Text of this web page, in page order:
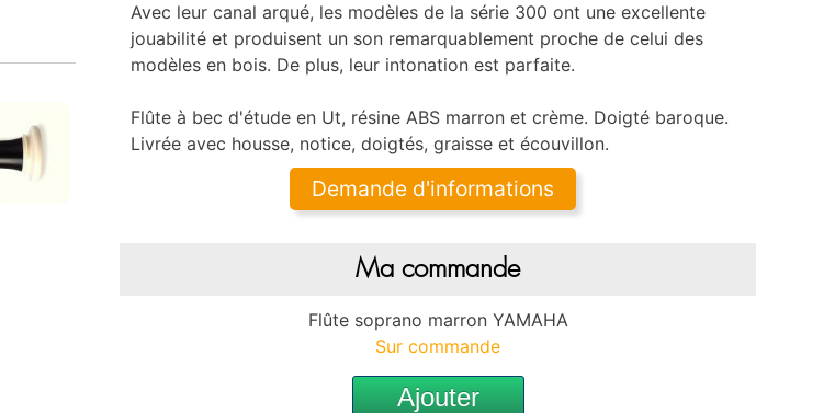
Avec leur canal arqué, les modèles de la série 300 ont une excellente
jouabilité et produisent un son remarquablement proche de celui des
modèles en bois. De plus, leur intonation est parfaite.
Flûte à bec d'étude en Ut, résine ABS marron et crème. Doigté baroque.
Livrée avec housse, notice, doigtés, graisse et écouvillon.
Demande d'informations
Ma commande
Flûte soprano marron YAMAHA
Sur commande
Ajouter